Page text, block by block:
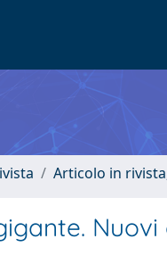
Articolo in